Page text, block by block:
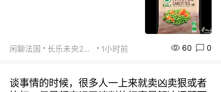
闲聊法国 长乐未央2015 1小时前 60 0
谈事情的时候，很多人一上来就卖凶卖狠或者